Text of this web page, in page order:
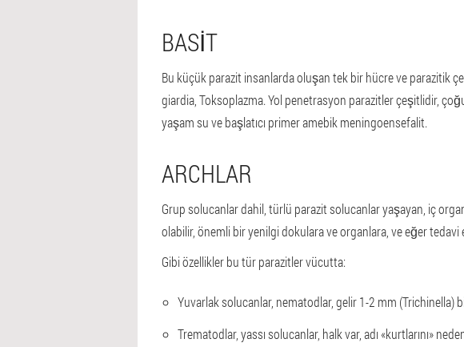
BASIT
Bu küçük parazit insanlarda oluşan tek bir hücre ve parazitik
giardia, Toksoplazma. Yol penetrasyon parazitler çeşitlidir,
yaşam su ve başlatıcı primer amebik meningoensefalit.
ARCHLAR
Grup solucanlar dahil, türlü parazit solucanlar yaşayan, iç
olabilir, önemli bir yenilgi dokulara ve organlara, ve eğer
Gibi özellikler bu tür parazitler vücutta:
Yuvarlak solucanlar, nematodlar, gelir 1-2 mm (Trichinella)
Trematodlar, yassı solucanlar, halk var, adı «kurtlarını»